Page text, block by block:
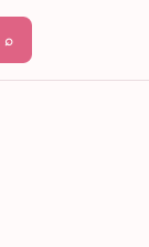
⌕